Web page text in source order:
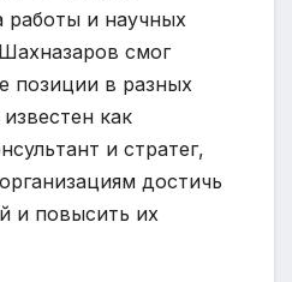
работы и научных
смог
позиции в разных
как
и стратег,
достичь
и повысить их